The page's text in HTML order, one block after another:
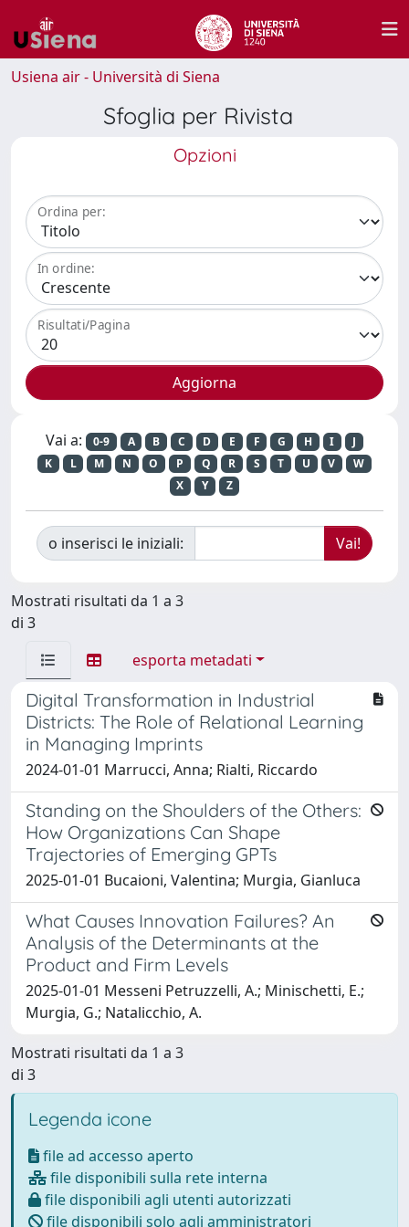
Usiena air - Università di Siena
Sfoglia per Rivista
Opzioni
Ordina per:
In ordine:
Risultati/Pagina
Vai a: 0-9 A B C D E F G H I
J
K
L M N O P Q R S T U V
W
X
Y Z
o inserisci le iniziali:
Mostrati risultati da 1 a 3
di 3
esporta metadati
Digital Transformation in Industrial
Districts: The Role of Relational Learning
in Managing Imprints
2024-01-01 Marrucci, Anna; Rialti, Riccardo
Standing on the Shoulders of the Others:
How Organizations Can Shape
Trajectories of Emerging GPTs
2025-01-01 Bucaioni, Valentina; Murgia, Gianluca
What Causes Innovation Failures? An
Analysis of the Determinants at the
Product and Firm Levels
2025-01-01 Messeni Petruzzelli, A.; Minischetti, E.;
Murgia, G.; Natalicchio, A.
Mostrati risultati da 1 a 3
di 3
Legenda icone
file ad accesso aperto
file disponibili sulla rete interna
file disponibili agli utenti autorizzati
file disponibili solo agli amministratori